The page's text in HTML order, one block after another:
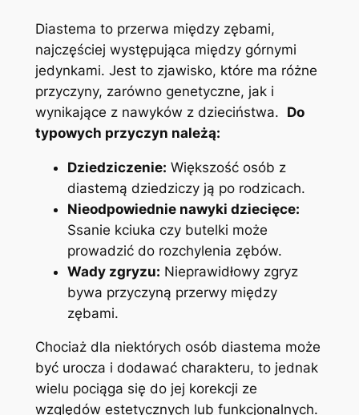
Diastema to przerwa między​ zębami,
najczęściej występująca między górnymi
jedynkami. Jest to ‍zjawisko, które ma różne
przyczyny, zarówno genetyczne, jak i
wynikające ⁢z nawyków z dzieciństwa. ⁣ Do
⁣typowych przyczyn należą:
Dziedziczenie: Większość osób z
diastemą‍ dziedziczy⁤ ją po rodzicach.
Nieodpowiednie nawyki dziecięce:
Ssanie kciuka ‌czy butelki ⁤może
prowadzić do rozchylenia zębów.
Wady zgryzu: Nieprawidłowy ⁣zgryz
bywa przyczyną‌ przerwy między
zębami.
Chociaż dla niektórych osób diastema ⁢może
być urocza ‍i dodawać charakteru, to ‌jednak
wielu pociąga się do ⁣jej korekcji ze
względów estetycznych ⁣lub funkcjonalnych.